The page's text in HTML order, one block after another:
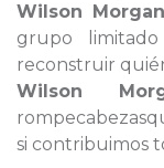
Wilson Morgan
grupo
reconstruir
Wilson
si contribuimos